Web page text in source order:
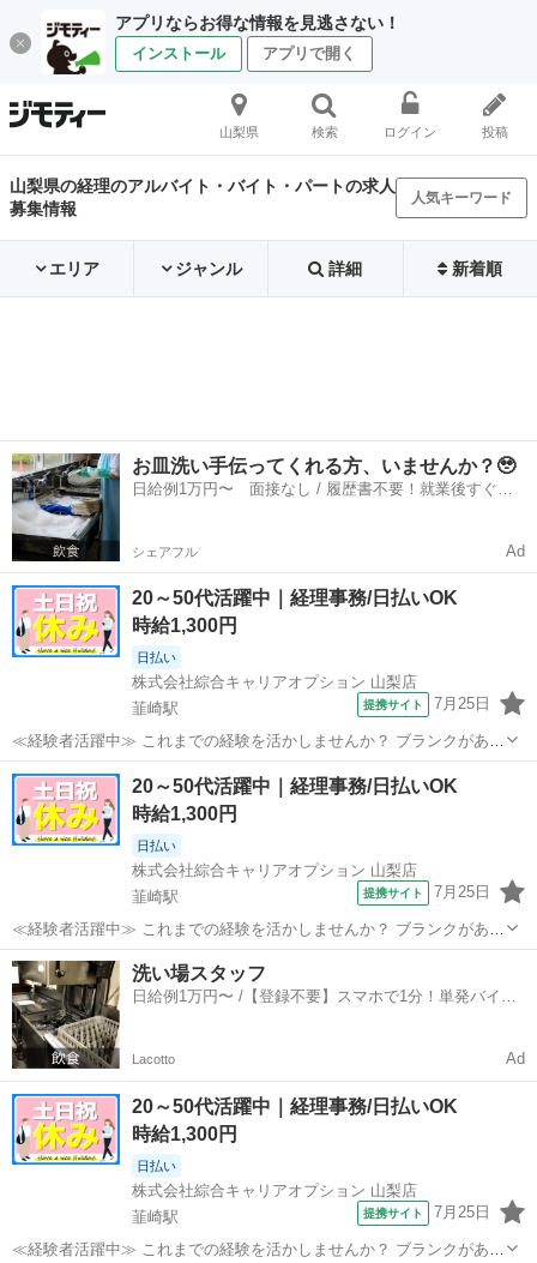
アプリならお得な情報を見逃さない！
インストール アプリで開く
山梨県 検索 ログイン 投稿
山梨県の経理のアルバイト・バイト・パートの求人
募集情報
人気キーワード
エリア ジャンル 詳細 新着順
お皿洗い手伝ってくれる方、いませんか？🥹
日給例1万円〜 面接なし / 履歴書不要！就業後すぐに
シェアフル Ad
20～50代活躍中｜経理事務/日払いOK
時給1,300円
日払い
株式会社綜合キャリアオプション 山梨店
韮崎駅
提携サイト 7月25日
≪経験者活躍中≫ これまでの経験を活かしませんか？ ブランクがあっ
ても大丈夫♪ 経験はちょっとだけ…という方もOK！ ≪稼ぎたい人向け
≫ 高収入を希望される方にオススメ。 残業は月20時間以上あります♪
≪完全週休二日制≫ ...
山梨 韮崎市 韮崎駅 経理
20～50代活躍中｜経理事務/日払いOK
時給1,300円
日払い
株式会社綜合キャリアオプション 山梨店
韮崎駅
提携サイト 7月25日
≪経験者活躍中≫ これまでの経験を活かしませんか？ ブランクがあっ
ても大丈夫♪ 経験はちょっとだけ…という方もOK！ ≪稼ぎたい人向け
≫ 高収入を希望される方にオススメ。 残業は月20時間以上あります♪
≪完全週休二日制≫ ...
山梨 韮崎市 韮崎駅
洗い場スタッフ
日給例1万円〜 /【登録不要】スマホで1分！単発バイト
Lacotto Ad
20～50代活躍中｜経理事務/日払いOK
時給1,300円
日払い
株式会社綜合キャリアオプション 山梨店
韮崎駅
提携サイト 7月25日
≪経験者活躍中≫ これまでの経験を活かしませんか？ ブランクがあっ